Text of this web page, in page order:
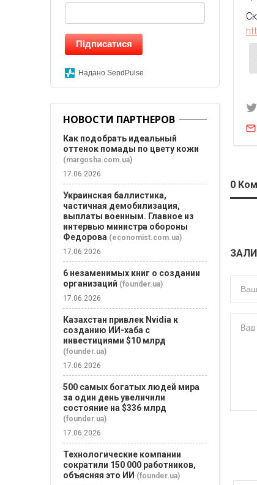
0
Підписатися
Надано SendPulse
НОВОСТИ ПАРТНЕРОВ
Как подобрать идеальный
оттенок помады по цвету кожи
(margosha.com.ua)
17.06.2026
Украинская баллистика,
частичная демобилизация,
выплаты военным. Главное из
интервью министра обороны
Федорова (economist.com.ua)
17.06.2026
6 незаменимых книг о создании
организаций (founder.ua)
17.06.2026
Казахстан привлек Nvidia к
созданию ИИ-хаба с
инвестициями $10 млрд
(founder.ua)
17.06.2026
500 самых богатых людей мира
за один день увеличили
состояние на $336 млрд
(founder.ua)
17.06.2026
Технологические компании
сократили 150 000 работников,
объясняя это ИИ (founder.ua)